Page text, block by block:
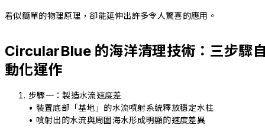
看似簡單的物理原理，卻能延伸出許多令人驚喜的應用。
CircularBlue 的海洋清理技術：三步驟
動化運作
步驟一：製造水流速度差
• 裝置底部「基地」的水流噴射系統釋放穩定水柱
• 噴射出的水流與周圍海水形成明顯的速度差異